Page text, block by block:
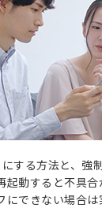
する方法と、強
起動すると不具
にできない場合は